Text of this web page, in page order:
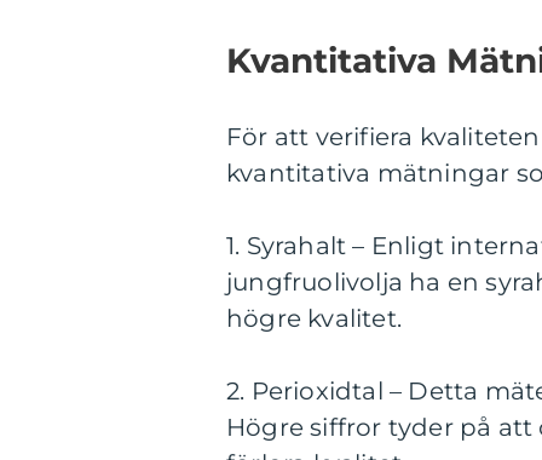
Kvantitativa
För att verifiera
kvantitativa mätningar
1. Syrahalt – Enligt
jungfruolivolja ha en
högre kvalitet.
2. Perioxidtal – Detta
Högre siffror tyder på